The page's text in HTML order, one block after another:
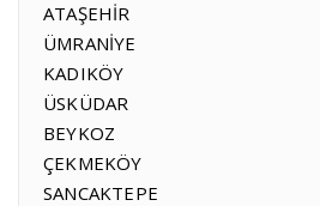
ATAŞEHİR
ÜMRANİYE
KADIKÖY
ÜSKÜDAR
BEYKOZ
ÇEKMEKÖY
SANCAKTEPE